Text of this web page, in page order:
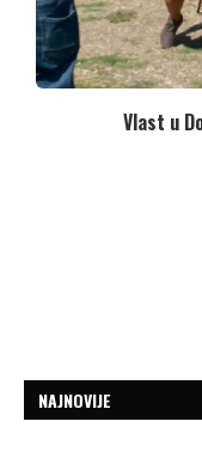
Vlast u
NAJNOVIJE